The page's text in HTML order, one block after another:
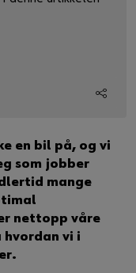
en bil på, og vi
som jobber
mange
nettopp våre
vi i